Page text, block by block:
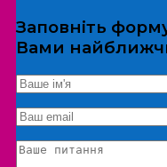
*Дані не
Екскурсія/локація
Заповніть
Вами